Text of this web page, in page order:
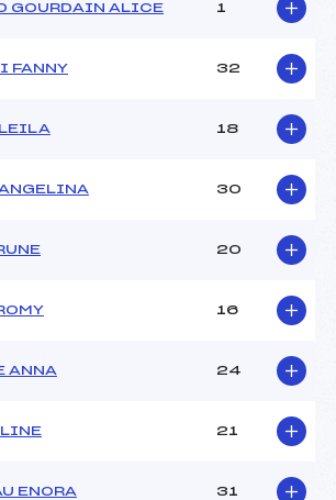
GOURDAIN ALICE 1
FANNY 32
LEILA 18
30
20
16
ANNA 24
LINE 21
ENORA 31